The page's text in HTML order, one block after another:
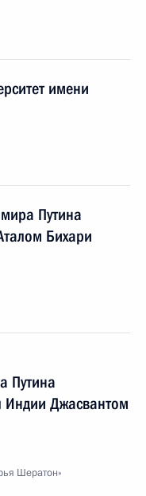
имени
Путина
Бихари
Джасвантом
Шератон»